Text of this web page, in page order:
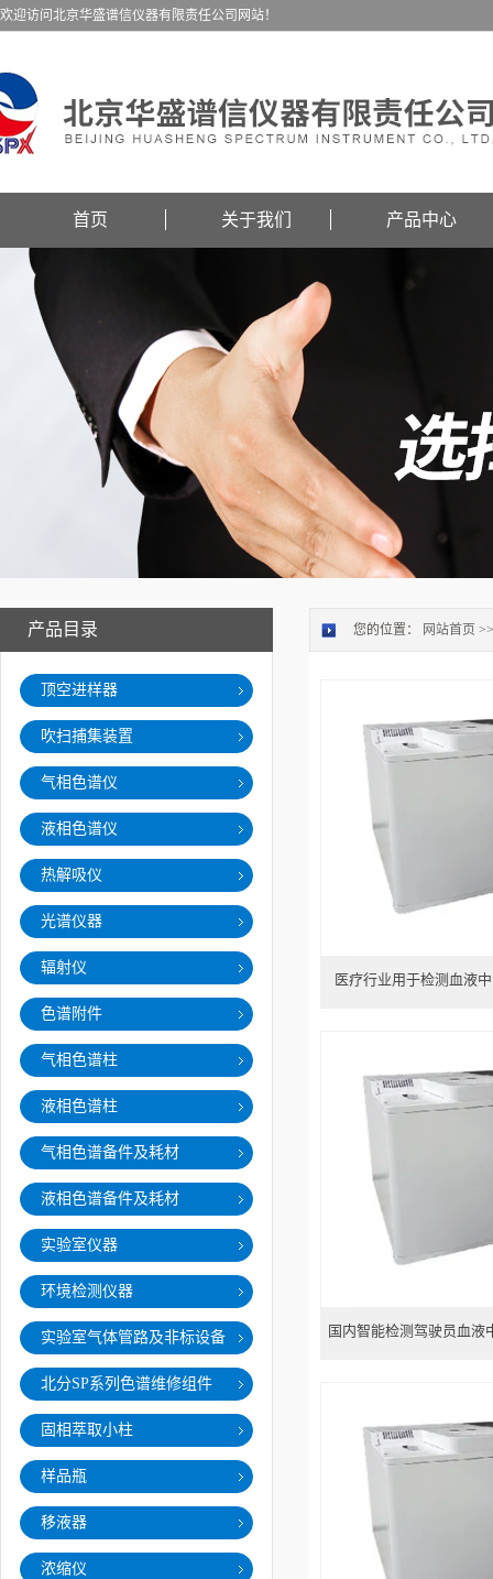
欢迎访问北京华盛谱信仪器有限责任公司网站！
首页 关于我们 产品中心
产品目录
顶空进样器
吹扫捕集装置
气相色谱仪
液相色谱仪
热解吸仪
光谱仪器
辐射仪
色谱附件
气相色谱柱
液相色谱柱
气相色谱备件及耗材
液相色谱备件及耗材
实验室仪器
环境检测仪器
实验室气体管路及非标设备
北分SP系列色谱维修组件
固相萃取小柱
样品瓶
移液器
浓缩仪
您的位置： 网站首页
医疗行业用于检测血液
国内智能检测驾驶员血液